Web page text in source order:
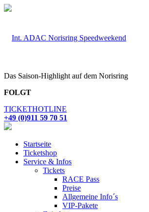
Das Saison-Highlight auf dem Norisring
FOLGT
TICKETHOTLINE
+49 (0)911 59 70 51
Startseite
Ticketshop
Service & Infos
Tickets
RACE Pass
Preise
Allgemeine Info´s
VIP-Pakete